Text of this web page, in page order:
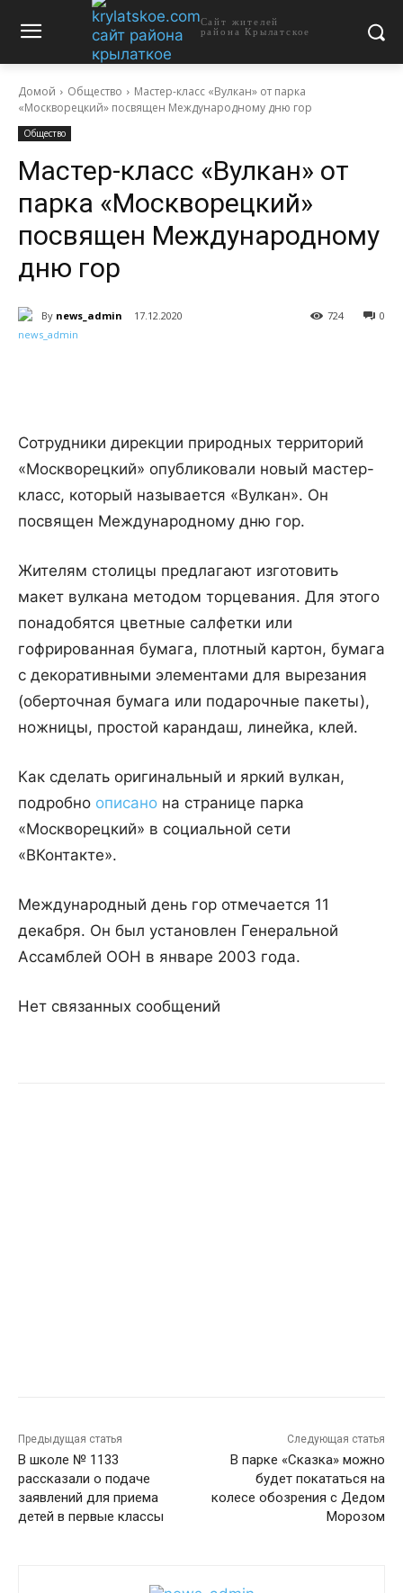
Сайт жителей
района Крылатское
Домой Общество
Мастер-класс «Вулкан» от парка
«Москворецкий» посвящен Международному дню гор
Общество
Мастер-класс «Вулкан» от
парка «Москворецкий»
посвящен Международному
дню гор
By news_admin 17.12.2020 0
724
Сотрудники дирекции природных территорий
«Москворецкий» опубликовали новый мастер-
класс, который называется «Вулкан». Он
посвящен Международному дню гор.
Жителям столицы предлагают изготовить
макет вулкана методом торцевания. Для этого
понадобятся цветные салфетки или
гофрированная бумага, плотный картон, бумага
с декоративными элементами для вырезания
(оберточная бумага или подарочные пакеты),
ножницы, простой карандаш, линейка, клей.
Как сделать оригинальный и яркий вулкан,
подробно описано на странице парка
«Москворецкий» в социальной сети
«ВКонтакте».
Международный день гор отмечается 11
декабря. Он был установлен Генеральной
Ассамблей ООН в январе 2003 года.
Нет связанных сообщений
Предыдущая статья
В школе № 1133
рассказали о подаче
заявлений для приема
детей в первые классы
Следующая статья
В парке «Сказка» можно
будет покататься на
колесе обозрения с Дедом
Морозом